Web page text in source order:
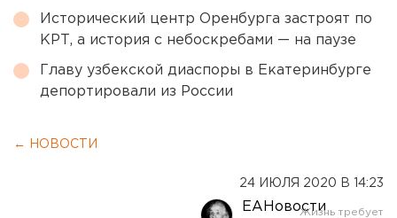
Исторический центр Оренбурга застроят по
КРТ, а история с небоскребами — на паузе
Главу узбекской диаспоры в Екатеринбурге
депортировали из России
← НОВОСТИ
24 ИЮЛЯ 2020 В 14:23
ЕАНовости